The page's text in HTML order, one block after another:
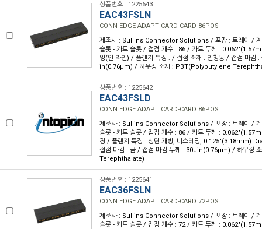
상품번호 : 1225643
EAC43FSLN
CONN EDGE ADAPT CARD-CARD 86POS
제조사 : Sullins Connector Solutions / 포장 : 트레이 / 계
슬롯 - 카드 슬롯 / 접점 개수 : 86 / 카드 두께 :
잉(인-라인) / 플랜지 특징 : / 접점 소재 : 인청동 / 접점 마감
in(0.76µm) / 하우징 소재 : PBT(Polybutylene
상품번호 : 1225642
EAC43FSLD
CONN EDGE ADAPT CARD-CARD 86POS
제조사 : Sullins Connector Solutions / 포장 : 트레이 / 계
슬롯 - 카드 슬롯 / 접점 개수 : 86 / 카드 두께 :
장 / 플랜지 특징 : 상단 개방, 비스레딩, 0.125"(3.18mm)
접점 마감 : 금 / 접점 마감 두께 : 30µin(0.76µm) / 하우징
Terephthalate)
상품번호 : 1225641
EAC36FSLN
CONN EDGE ADAPT CARD-CARD 72POS
제조사 : Sullins Connector Solutions / 포장 : 트레이 / 계
슬롯 - 카드 슬롯 / 접점 개수 : 72 / 카드 두께 :